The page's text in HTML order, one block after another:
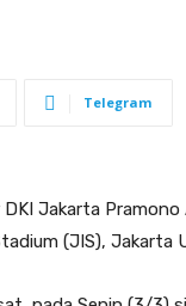
Telegram
Jakarta
(JIS), Jakarta